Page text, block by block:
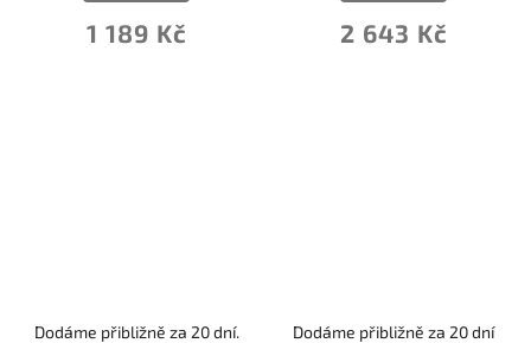
1 189 Kč 2 643 Kč
Dodáme přibližně za 20 dní. Dodáme přibližně za 20 dní